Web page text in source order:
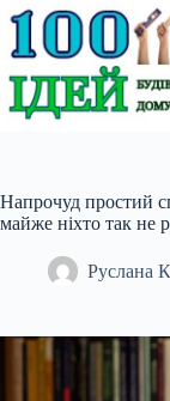
Перейти
до
вмісту
Напрочуд простий
майже ніхто так не
Руслана